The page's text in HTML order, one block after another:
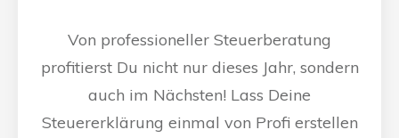
Von professioneller Steuerberatung
profitierst Du nicht nur dieses Jahr, sondern
auch im Nächsten! Lass Deine
Steuererklärung einmal von Profi erstellen